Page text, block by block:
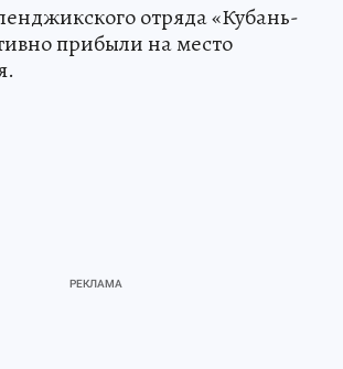
отряда «Кубань-
прибыли на место